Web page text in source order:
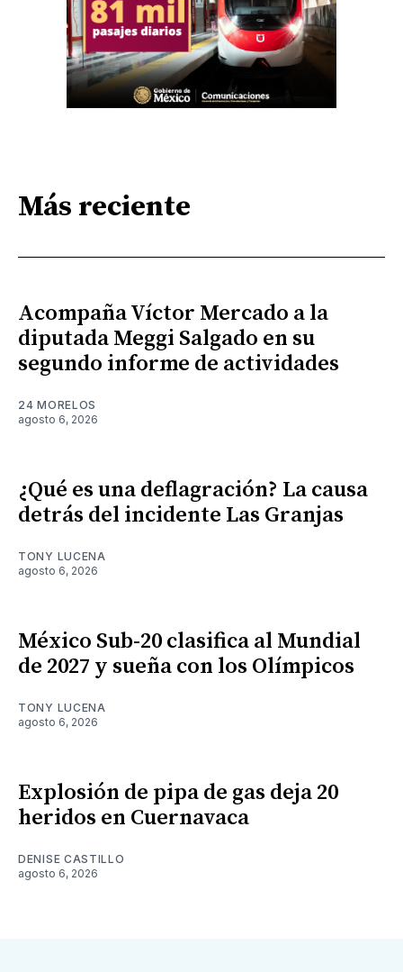
Más reciente
Acompaña Víctor Mercado a la
diputada Meggi Salgado en su
segundo informe de actividades
24 MORELOS
agosto 6, 2026
¿Qué es una deflagración? La causa
detrás del incidente Las Granjas
TONY LUCENA
agosto 6, 2026
México Sub-20 clasifica al Mundial
de 2027 y sueña con los Olímpicos
TONY LUCENA
agosto 6, 2026
Explosión de pipa de gas deja 20
heridos en Cuernavaca
DENISE CASTILLO
agosto 6, 2026